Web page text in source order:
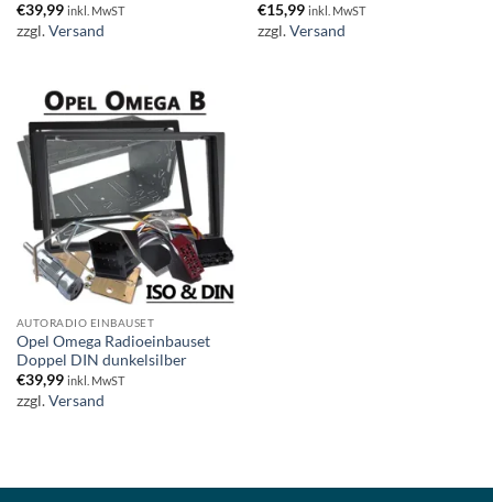
€39,99 inkl. MwST
zzgl.Versand
€15,99 inkl. MwST
zzgl.Versand
AUTORADIO EINBAUSET
Opel Omega Radioeinbauset
Doppel DIN dunkelsilber
€39,99 inkl. MwST
zzgl.Versand